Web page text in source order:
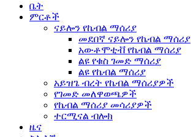
ቤት
ምርቶች
ናይሎን የኬብል ማሰሪያ
መደበኛ ናይሎን የኬብል ማሰሪያ
አውቶሞቲቭ የኬብል ማሰሪያ
ልዩ የቁስ ገመድ ማሰሪያ
ልዩ የኬብል ማሰሪያ
አይዝጌ ብረት የኬብል ማሰሪያዎች
የገመድ መለዋወጫዎች
የኬብል ማሰሪያ መሳሪያዎች
ተርሚናል ብሎክ
ዜና